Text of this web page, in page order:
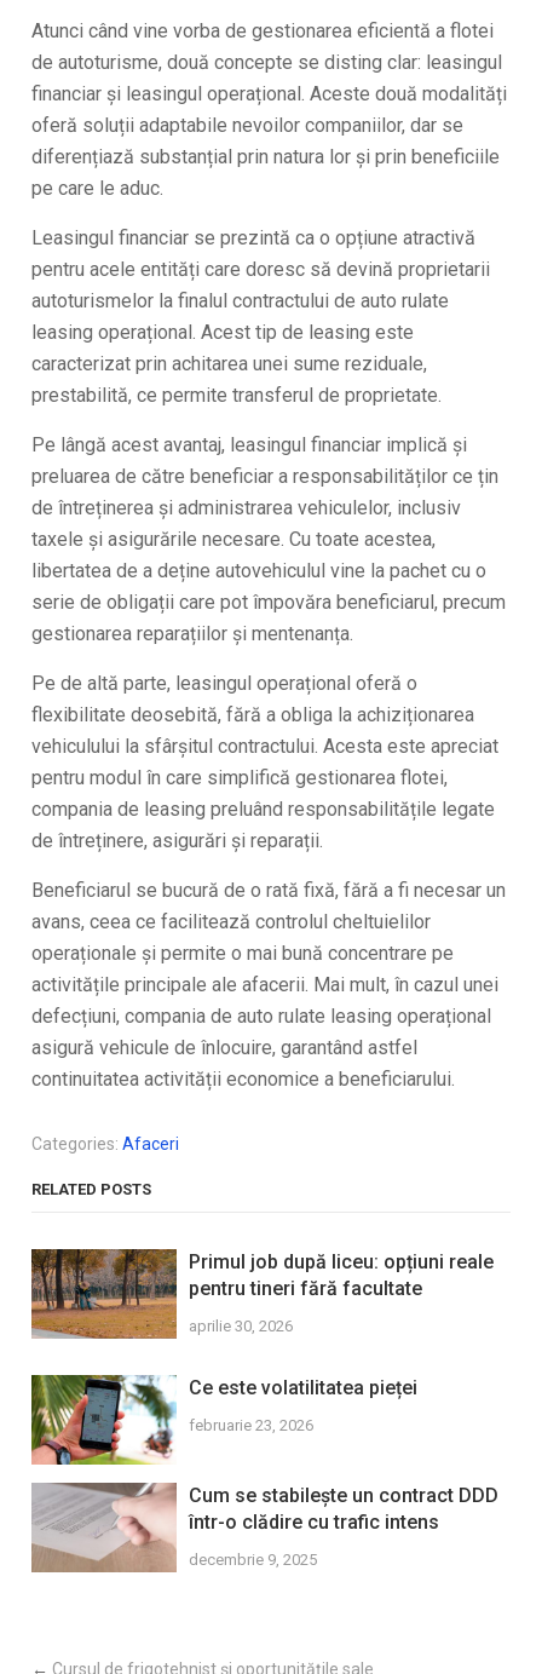
Atunci când vine vorba de gestionarea eficientă a flotei
de autoturisme, două concepte se disting clar: leasingul
financiar și leasingul operațional. Aceste două modalități
oferă soluții adaptabile nevoilor companiilor, dar se
diferențiază substanțial prin natura lor și prin beneficiile
pe care le aduc.
Leasingul financiar se prezintă ca o opțiune atractivă
pentru acele entități care doresc să devină proprietarii
autoturismelor la finalul contractului de auto rulate
leasing operațional. Acest tip de leasing este
caracterizat prin achitarea unei sume reziduale,
prestabilită, ce permite transferul de proprietate.
Pe lângă acest avantaj, leasingul financiar implică și
preluarea de către beneficiar a responsabilităților ce țin
de întreținerea și administrarea vehiculelor, inclusiv
taxele și asigurările necesare. Cu toate acestea,
libertatea de a deține autovehiculul vine la pachet cu o
serie de obligații care pot împovăra beneficiarul, precum
gestionarea reparațiilor și mentenanța.
Pe de altă parte, leasingul operațional oferă o
flexibilitate deosebită, fără a obliga la achiziționarea
vehiculului la sfârșitul contractului. Acesta este apreciat
pentru modul în care simplifică gestionarea flotei,
compania de leasing preluând responsabilitățile legate
de întreținere, asigurări și reparații.
Beneficiarul se bucură de o rată fixă, fără a fi necesar un
avans, ceea ce facilitează controlul cheltuielilor
operaționale și permite o mai bună concentrare pe
activitățile principale ale afacerii. Mai mult, în cazul unei
defecțiuni, compania de auto rulate leasing operațional
asigură vehicule de înlocuire, garantând astfel
continuitatea activității economice a beneficiarului.
Categories:Afaceri
RELATED POSTS
Primul job după liceu: opțiuni reale
pentru tineri fără facultate
aprilie 30, 2026
Ce este volatilitatea pieței
februarie 23, 2026
Cum se stabilește un contract DDD
într-o clădire cu trafic intens
decembrie 9, 2025
← Cursul de frigotehnist și oportunitățile sale